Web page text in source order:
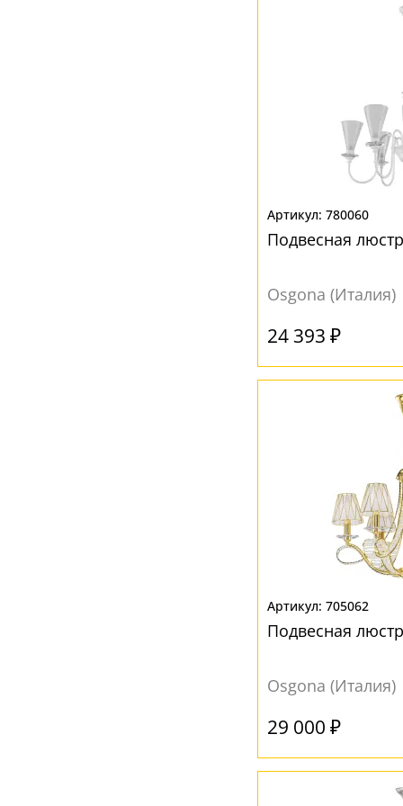
780060
Подвесная
Osgona (Италия)
24 393 ₽
705062
Подвесная
Osgona (Италия)
29 000 ₽